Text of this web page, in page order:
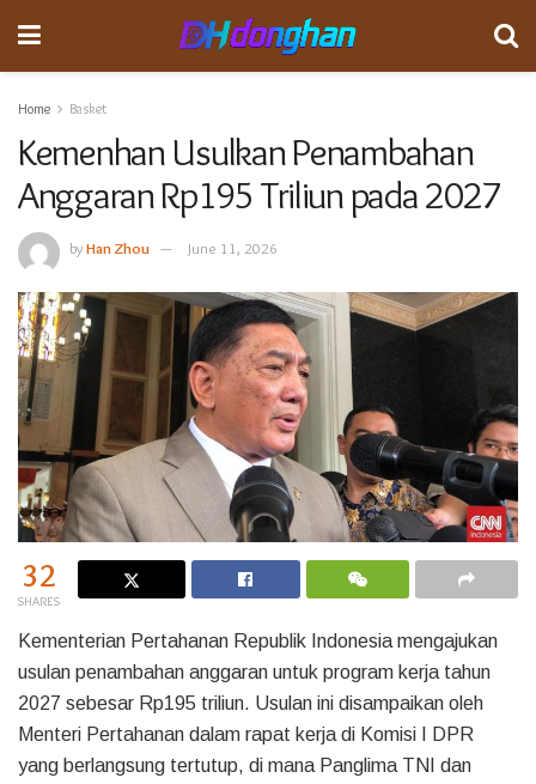
Home Basket
Kemenhan Usulkan Penambahan
Anggaran Rp195 Triliun pada 2027
byHan Zhou June 11, 2026
32
SHARES
Kementerian Pertahanan Republik Indonesia mengajukan
usulan penambahan anggaran untuk program kerja tahun
2027 sebesar Rp195 triliun. Usulan ini disampaikan oleh
Menteri Pertahanan dalam rapat kerja di Komisi I DPR
yang berlangsung tertutup, di mana Panglima TNI dan